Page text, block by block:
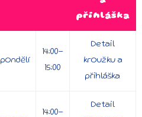
přihláška
pondělí
14:00-
15:00
Detail
kroužku a
přihláška
14:00-
Detail